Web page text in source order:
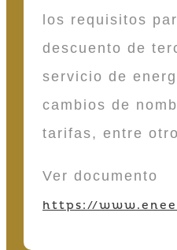
los requisitos
descuento de
servicio de
cambios de
tarifas, entre
Ver documento
https://